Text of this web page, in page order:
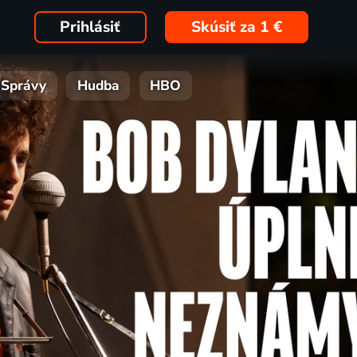
Prihlásiť Skúsiť za 1 €
Správy Hudba HBO